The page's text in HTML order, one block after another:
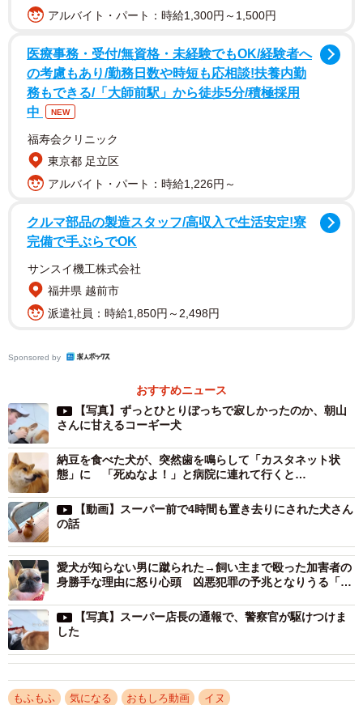
概要欄にそう記載された動画に映っていたのは、岡山県津
山市にあるスーパー「マルイ ウエストランド店」の車避け
に係留されている、コーギー犬の姿。
スーパーの店頭に繋がれ放置されていたコーギー犬を発見した「山族ラ
イダーズ」の朝山すずさん。わんちゃんはすでに3時間以上この場所に放
置されていました……（YouTube動画からキャプチャー／提供：山族ライ
ダーズ【☆すずch☆】）
夕食の買い出し動画を撮影後、朝山さんはスーパーの店長
さんから驚くべき事実を知らされます。なんとこのコーギ
ー犬は、すでに3時間以上も前から、店頭に繋がれたまま放
置されているというのです。
自身もロングコートチワワのヤトちゃん、カニンヘンダッ
匹の犬と暮らす、朝山さん。3時間以上も飼い主が現れない
アルバイト・パート：時給1,300円～1,500円
医療事務・受付/無資格・未経験でもOK/経験者へ
の考慮もあり/勤務日数や時短も応相談!扶養内勤
務もできる/「大師前駅」から徒歩5分/積極採用
中
NEW
福寿会クリニック
東京都 足立区
アルバイト・パート：時給1,226円～
クルマ部品の製造スタッフ/高収入で生活安定!寮
完備で手ぶらでOK
サンスイ機工株式会社
福井県 越前市
派遣社員：時給1,850円～2,498円
Sponsored by
おすすめニュース
【写真】ずっとひとりぼっちで寂しかったのか、朝山
さんに甘えるコーギー犬
納豆を食べた犬が、突然歯を鳴らして「カスタネット状
態」に 「死ぬなよ！」と病院に連れて行くと…
【動画】スーパー前で4時間も置き去りにされた犬さん
の話
愛犬が知らない男に蹴られた→飼い主まで殴った加害者の
身勝手な理由に怒り心頭 凶悪犯罪の予兆となりうる「動
【写真】スーパー店長の通報で、警察官が駆けつけま
した
もふもふ 気になる おもしろ動画 イヌ